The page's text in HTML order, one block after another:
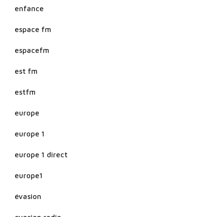
enfance
espace fm
espacefm
est fm
estfm
europe
europe 1
europe 1 direct
europe1
évasion